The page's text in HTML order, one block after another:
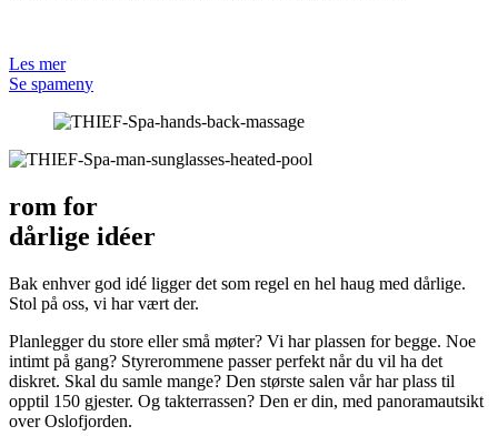
Les mer
Se spameny
rom for
dårlige idéer
Bak enhver god idé ligger det som regel en hel haug med dårlige.
Stol på oss, vi har vært der.
Planlegger du store eller små møter? Vi har plassen for begge. Noe
intimt på gang? Styrerommene passer perfekt når du vil ha det
diskret. Skal du samle mange? Den største salen vår har plass til
opptil 150 gjester. Og takterrassen? Den er din, med panoramautsikt
over Oslofjorden.